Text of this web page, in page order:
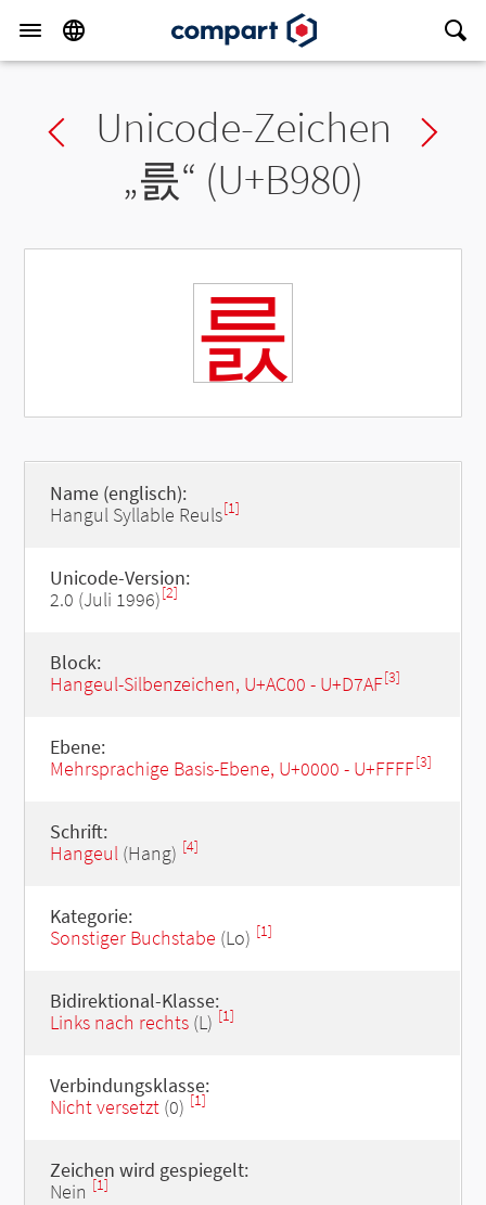
Previous char
Unicode-Zeichen
„릀“ (U+B980)
릀
Name (englisch):
Hangul Syllable Reuls[1]
Unicode-Version:
2.0 (Juli 1996)[2]
Block:
Hangeul-Silbenzeichen, U+AC00 - U+D7AF[3]
Ebene:
Mehrsprachige Basis-Ebene, U+0000 - U+FFFF[3]
Schrift:
Hangeul(Hang) [4]
Kategorie:
Sonstiger Buchstabe (Lo) [1]
Bidirektional-Klasse:
Links nach rechts(L) [1]
Verbindungsklasse:
Nicht versetzt(0) [1]
Zeichen wird gespiegelt:
Nein [1]